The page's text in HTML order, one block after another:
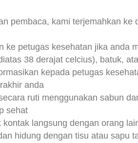
pembaca, kami terjemahkan ke
ke petugas kesehatan jika anda
38 derajat celcius), batuk,
kepada petugas
anda
ruti menggunakan sabun
sehat
kontak langsung dengan orang
hidung dengan tisu atau sapu